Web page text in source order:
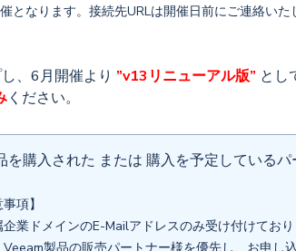
となります。接続先URLは開催日前にご連絡いた
、6月開催より ”v13リニューアル版” とし
ください。
を購入された または 購入を予定している
項】
業ドメインのE-Mailアドレスのみ受け付けており
Veeam製品の販売パートナー様を優先し、お申し